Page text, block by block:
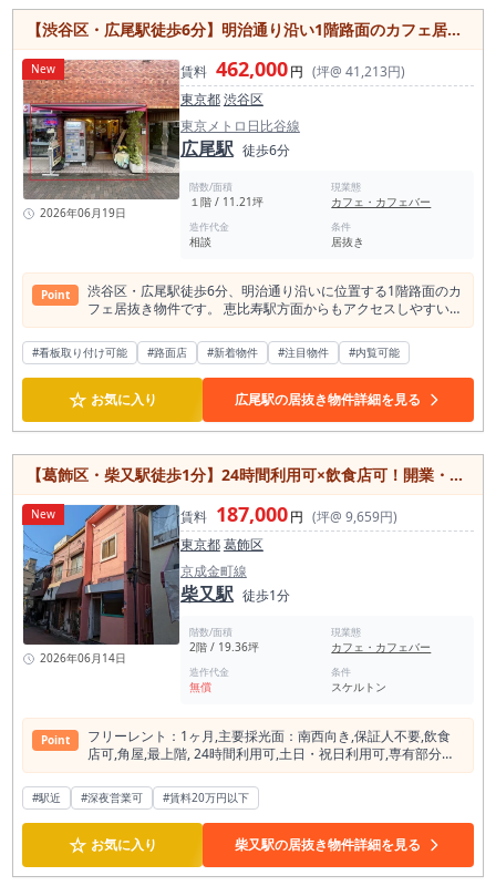
線で個性ある店舗を作りたい方、内装美麗なダイニングバー居
抜きを活かして出店したい方には、一度現地をご確認いただき
たい物件です。高円寺駅徒歩4分、純情商店街近く、約17.65坪
のダイニングバー居抜き。高円寺らしい飲食店文化の中で、雰
囲気ある店舗づくりを目指したい方におすすめの募集案件で
す。
【渋谷区・広尾駅徒歩6分】明治通り沿い1階路面のカフェ居抜き物件／恵比寿利用可・飲食店開業向け
New
2026年06月19日
賃料 462,000円 (坪@ 41,213円)
東京都渋谷区
東京メトロ日比谷線
広尾駅 徒歩6分
階数/面積
１階 / 11.21坪
現業態
カフェ・カフェバー
造作代金
相談
条件
居抜き
Point
渋谷区・広尾駅徒歩6分、明治通り沿いに位置する1階路面のカ
フェ居抜き物件です。 恵比寿駅方面からもアクセスしやすい立
地で、広尾・恵比寿エリアでカフェ開業、カフェバー開業、軽
飲食の飲食店開業を検討されている方におすすめの店舗物件で
す。 本物件は、約11.2坪の小箱路面店舗です。 現業態はカフ
ェ・カフェバーで、既存の内装・厨房・客席レイアウトを活用
できる場合、スケルトンから新規出店するよりも、開業準備期
間や初期投資を抑えた出店計画を立てやすくなります。カフ
ェ、喫茶店、カフェバー、軽飲食、テイクアウト併用型店舗、
スイーツ店、サンドイッチ店、ベーカリーカフェ、ワインバ
ー、昼夜二毛作型の小箱飲食店などで検討しやすい飲食店居抜
き物件です。 立地は、東京メトロ日比谷線「広尾」駅徒歩6
分。 さらにJR山手線「恵比寿」駅からも利用圏内で、広尾・恵
比寿の双方からの集客を検討しやすいエリアです。 明治通り沿
い、天現寺橋交差点そばに位置しており、車通り・人通りのあ
る通り沿いで店舗認知を作りやすい点も魅力です。 1階路面店
舗のため、店頭看板、メニュー掲出、テイクアウト訴求、外観
演出によって、通行人への視認性を確保しやすい物件です。 周
辺には、都立広尾病院、北里大学研究所病院、有栖川宮記念公
園などがあり、近隣住民、病院関係者、通院・見舞い利用者、
公園利用者、周辺ワーカーなど、時間帯ごとに異なる来店需要
を見込める立地です。朝から昼はカフェ・ランチ・テイクアウ
ト、午後は喫茶・スイーツ需要、夜はカフェバーや軽い食事需
要を狙うなど、11坪台の小箱店舗として時間帯別に売上を作る
営業設計がしやすい点も特徴です。 広尾・恵比寿エリアは、価
格だけで勝負するよりも、店舗の雰囲気、メニューの専門性、
内装の見せ方、リピート導線が重要になるエリアです。 本物件
は、路面店舗としての視認性と、カフェ居抜きとしての既存内
装を活かしながら、小規模でも印象に残る店舗づくりを検討し
やすい物件です。 オーナー自らが現場に立つカフェ開業、小規
模チームで運営するカフェバー、近隣住民に日常使いされる軽
飲食店などに向いています。 営業時間は24時までとなりま
す。 業態業種制限として風営法関係・カラオケは不可のため、
通常のカフェ、カフェバー、軽飲食、スイーツ、テイクアウ
#看板取り付け可能 #路面店 #新着物件 #注目物件 #内覧可能
☆ お気に入り 広尾駅の居抜き物件詳細を見る
【葛飾区・柴又駅徒歩1分】24時間利用可×飲食店可！開業・移転におすすめの19坪物件
New
2026年06月14日
賃料 187,000円 (坪@ 9,659円)
東京都葛飾区
京成金町線
柴又駅 徒歩1分
階数/面積
2階 / 19.36坪
現業態
カフェ・カフェバー
造作代金
無償
条件
スケルトン
Point
フリーレント：1ヶ⽉,主要採光⾯：南⻄向き,保証⼈不要,飲⾷
店可,⾓屋,最上階, 24時間利⽤可,⼟⽇・祝⽇利⽤可,専有部分に
トイレあり,都市ガス,エアコン
#駅近 #深夜営業可 #賃料20万円以下
☆ お気に入り 柴又駅の居抜き物件詳細を見る